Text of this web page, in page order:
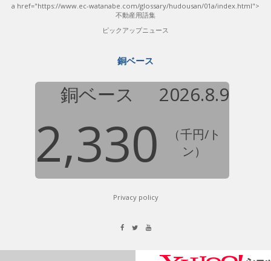
a href="https://www.ec-watanabe.com/glossary/hudousan/01a/index.html">
不動産用語集
ピックアップニュース
銅ベース
銅ベース 2026.8.9
2,330
（千円/ト
ン）
Privacy policy